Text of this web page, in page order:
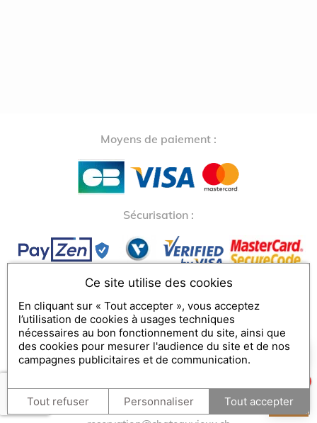
Moyens de paiement :
Sécurisation :
Conditions générales de vente
Rétractation
DOMAINE DE CHATEAUVIEUX
Chemin de Châteauvieux 161242
Satigny - Genève
Comment puis-je vous aider ?
Ce site utilise des cookies
En cliquant sur « Tout accepter », vous acceptez
l’utilisation de cookies à usages techniques
nécessaires au bon fonctionnement du site, ainsi que
des cookies pour mesurer l'audience du site et de nos
campagnes publicitaires et de communication.
Tout refuser Personnaliser Tout accepter